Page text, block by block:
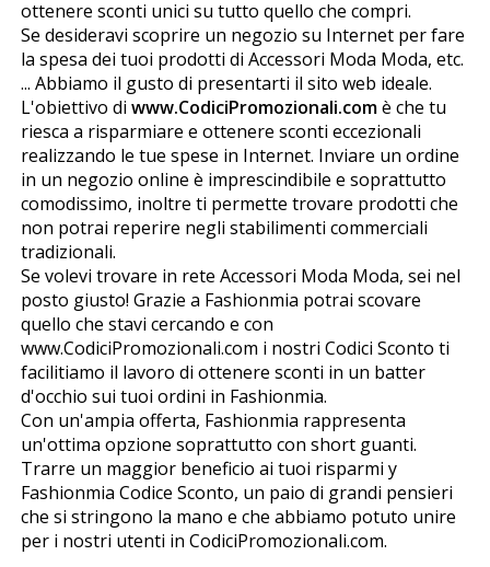
ottenere sconti unici su tutto quello che compri.
Se desideravi scoprire un negozio su Internet per fare
la spesa dei tuoi prodotti di Accessori Moda Moda, etc.
... Abbiamo il gusto di presentarti il sito web ideale.
L'obiettivo di www.CodiciPromozionali.comè che tu
riesca a risparmiare e ottenere sconti eccezionali
realizzando le tue spese in Internet. Inviare un ordine
in un negozio online è imprescindibile e soprattutto
comodissimo, inoltre ti permette trovare prodotti che
non potrai reperire negli stabilimenti commerciali
tradizionali.
Se volevi trovare in rete Accessori Moda Moda, sei nel
posto giusto! Grazie a Fashionmia potrai scovare
quello che stavi cercando e con
www.CodiciPromozionali.com i nostri Codici Sconto ti
facilitiamo il lavoro di ottenere sconti in un batter
d'occhio sui tuoi ordini in Fashionmia.
Con un'ampia offerta, Fashionmia rappresenta
un'ottima opzione soprattutto con short guanti.
Trarre un maggior beneficio ai tuoi risparmi y
Fashionmia Codice Sconto, un paio di grandi pensieri
che si stringono la mano e che abbiamo potuto unire
per i nostri utenti in CodiciPromozionali.com.